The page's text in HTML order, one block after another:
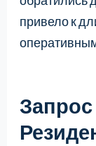
привело к